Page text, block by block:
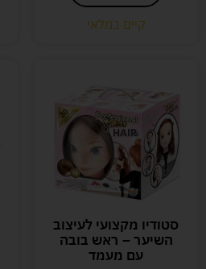
קיים במלאי
סטודיו מקצועי לעיצוב
השיער – ראש בובה
עם מעמד